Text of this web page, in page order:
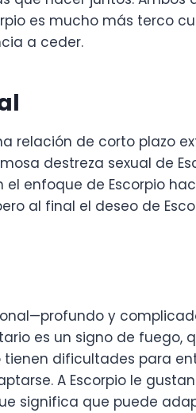
es mucho más terco
a ceder.
relación de corto plazo
destreza sexual de
enfoque de Escorpio
al final el deseo de
y
es un signo de fuego,
dificultades para
A Escorpio le
significa que puede